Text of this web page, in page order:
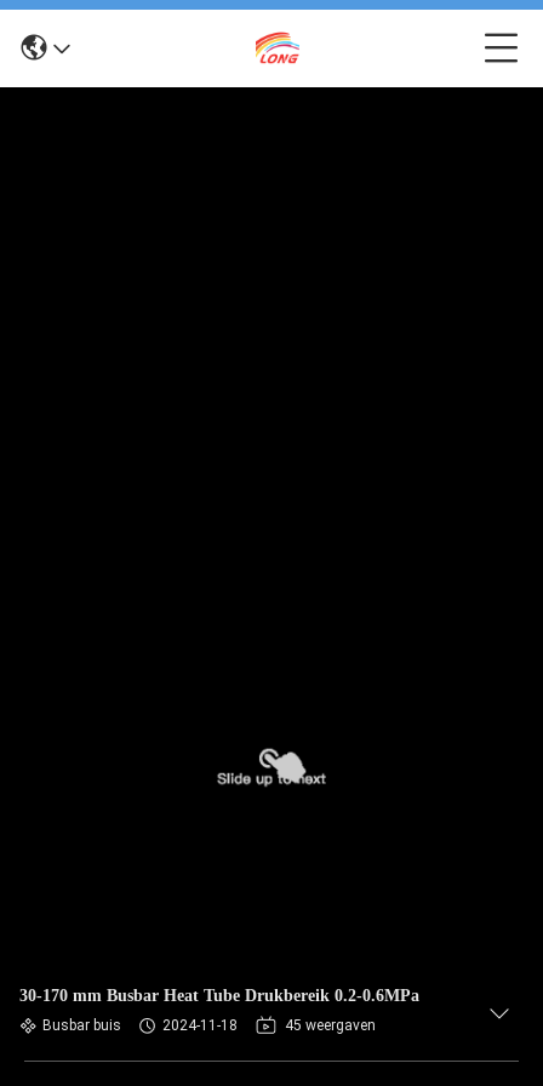
30-170 mm Busbar Heat Tube Drukbereik 0.2-0.6MPa
Busbar buis 2024-11-18 45 weergaven